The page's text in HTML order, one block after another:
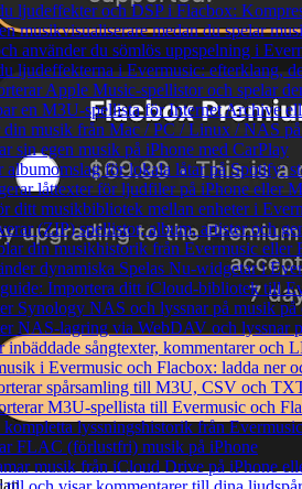
ljudeffekter och DSP i Flacbox:
musikvisualiserare medan du spelar
använder du sömlös uppspelning i
ljudeffekterna i Evermusic: efterklang,
Apple Music-spellistor och spelar
en M3U-spellista för Internet Archive
din musik från Mac / PC / Linux / NAS
sin egen musik på iPhone med CarPlay
albumomslag för lokala låtar på Spotify:
låttexter för ljudfiler på iPhone eller
ditt musikbibliotek mellan enheter i
(ZIP) spellistor, album, artister och
din musikhistorik från Evermusic eller
dynamiska Spelas Nu-widgetar i
Importera ditt iCloud-bibliotek till
Synology NAS och lyssnar på musik
NAS-lagring via WebDAV och lyssnar
inbäddade sångtexter, kommentarer och
i Evermusic och Flacbox: ladda ner
spårsamling till M3U, CSV och
M3U-spellista till Evermusic och
kompletta lyssningshistorik från
FLAC (förlustfri) musik på iPhone
musik från iCloud Drive på iPhone